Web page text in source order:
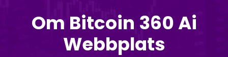
Om Bitcoin 360 Ai
Webbplats